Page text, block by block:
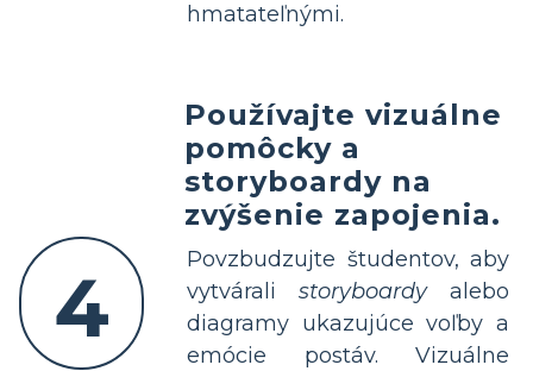
hmatateľnými.
4
Používajte vizuálne
pomôcky a
storyboardy na
zvýšenie zapojenia.
Povzbudzujte študentov, aby
vytvárali storyboardyalebo
diagramy ukazujúce voľby a
emócie postáv. Vizuálne